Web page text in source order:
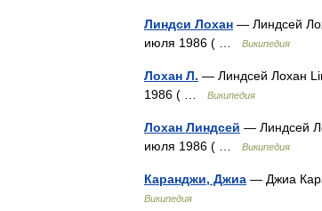
Линдси Лохан — Линдсей
июля 1986 ( …
Википедия
Лохан Л. — Линдсей Лохан
1986 ( …
Википедия
Лохан Линдсей — Линдсей
июля 1986 ( …
Википедия
Каранджи, Джиа — Джиа
Википедия